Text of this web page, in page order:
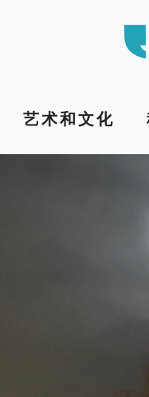
艺术和文化